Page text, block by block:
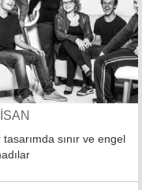
sınır ve engel